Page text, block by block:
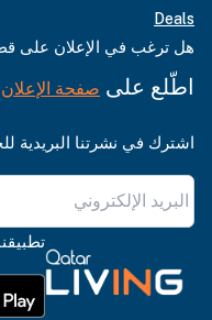
Deals
هل ترغب في الإعلان على
اطّلع على صفحة الإعلان
اشترك في نشرتنا البريدية